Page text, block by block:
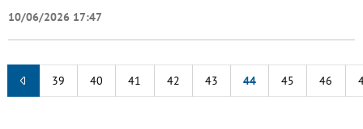
10/06/2026 17:47
39 40 41 42 43 44 45 46